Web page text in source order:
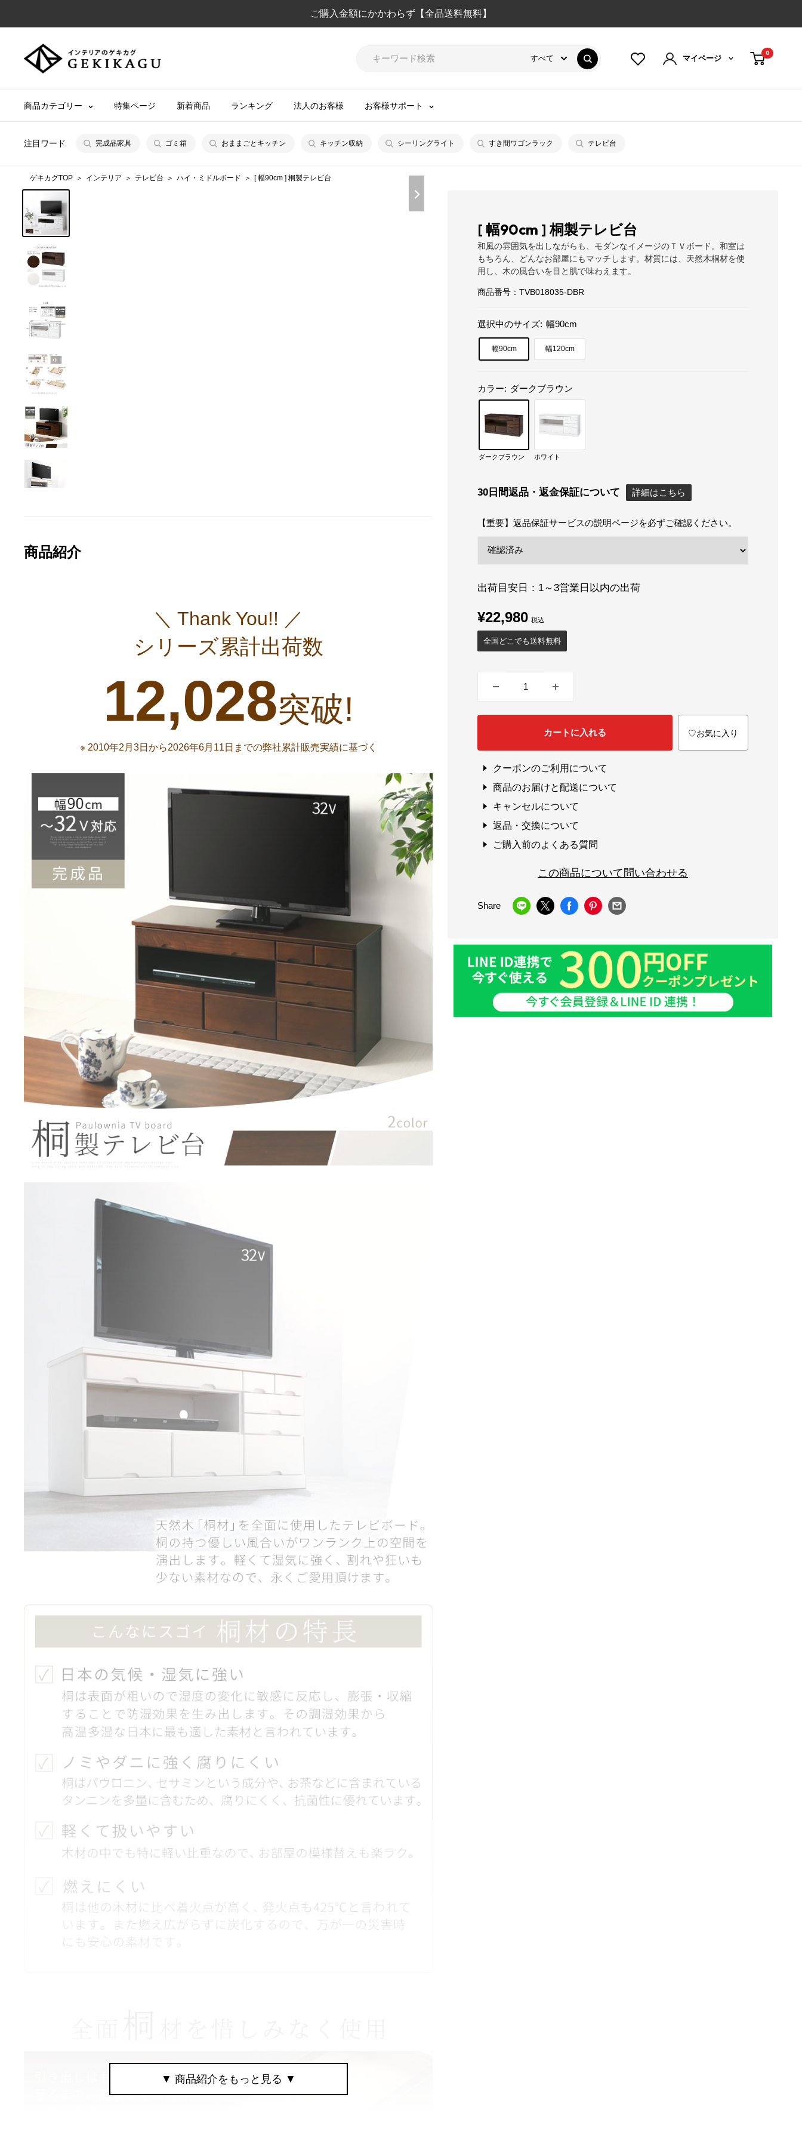
ご購入金額にかかわらず【全品送料無料】
【公
式】
ン
ア
ゲ
カ
グ
すべて マイページ
0
商品カテゴリー 特集ページ 新着商品 ランキング 法人のお客様 お客様サポート
注目ワード 完成品家具 ゴミ箱 おままごとキッチン キッチン収納 シーリングライト すき間ワゴンラック テレビ台
ゲキカグTOP インテリア テレビ台 ハイ・ミドルボード [ 幅90cm ] 桐製テレビ台
[ 幅90cm ] 桐製テレビ台
和風の雰囲気を出しながらも、モダンなイメージのＴＶボード。和室は
もちろん、どんなお部屋にもマッチします。材質には、天然木桐材を使
用し、木の風合いを目と肌で味わえます。
商品番号：TVB018035-DBR
選択中のサイズ: 幅90cm
幅90cm 幅120cm
カラー: ダークブラウン
ダークブラウン ホワイト
30日間返品・返金保証について 詳細はこちら
【重要】返品保証サービスの説明ページを必ずご確認ください。
出荷目安日：1～3営業日以内の出荷
販
売
価
¥22,980
全国どこでも送料無料
カートに入れる ♡お気に入り
クーポンのご利用について
商品のお届けと配送について
キャンセルについて
返品・交換について
ご購入前のよくある質問
この商品について問い合わせる
Share
商品紹介
＼ Thank You!! ／
シリーズ累計出荷数
12,028突破!
※ 2010年2月3日から2026年6月11日までの弊社累計販売実績に基づく